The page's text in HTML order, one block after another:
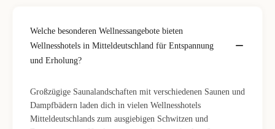
Welche besonderen Wellnessangebote bieten
Wellnesshotels in Mitteldeutschland für Entspannung
und Erholung?
Großzügige Saunalandschaften mit verschiedenen Saunen und
Dampfbädern laden dich in vielen Wellnesshotels
Mitteldeutschlands zum ausgiebigen Schwitzen und